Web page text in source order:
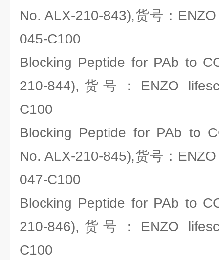
No. ALX-210-843),货号：
045-C100
Blocking Peptide for PAb to
210-844),货号：ENZO
C100
Blocking Peptide for PAb to
No. ALX-210-845),货号：
047-C100
Blocking Peptide for PAb to
210-846),货号：ENZO
C100